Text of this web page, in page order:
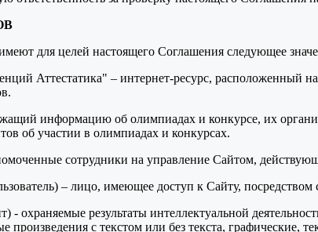
для целей настоящего Соглашения следующее
Аттестатика" – интернет-ресурс, расположенный
информацию об олимпиадах и конкурсе, их
об участии в олимпиадах и конкурсах.
сотрудники на управление Сайтом,
– лицо, имеющее доступ к Сайту,
- охраняемые результаты интеллектуальной
с текстом или без текста, графические,